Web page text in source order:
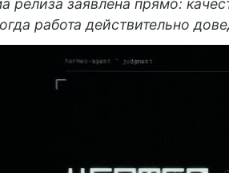
релиза заявлена прямо:
работа действительно